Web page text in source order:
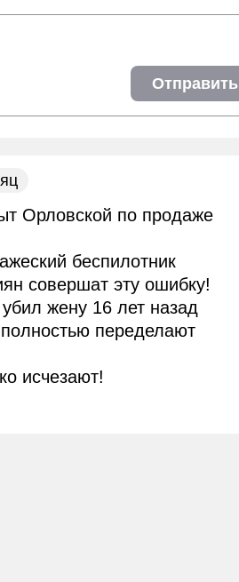
Отправить
Орловской по продаже
беспилотник
совершат эту ошибку!
жену 16 лет назад
переделают
исчезают!